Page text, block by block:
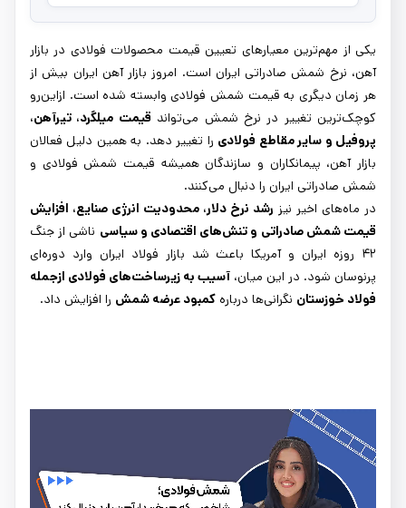
یکی از مهم‌ترین معیارهای تعیین قیمت محصولات فولادی در بازار
آهن، نرخ شمش صادراتی ایران است. امروز بازار آهن ایران بیش از
هر زمان دیگری به قیمت شمش فولادی وابسته شده است. ازاین‌رو
کوچک‌ترین تغییر در نرخ شمش می‌تواند قیمت میلگرد، تیرآهن،
پروفیل و سایر مقاطع فولادی را تغییر دهد. به همین دلیل فعالان
بازار آهن، پیمانکاران و سازندگان همیشه قیمت شمش فولادی و
شمش صادراتی ایران را دنبال می‌کنند.
در ماه‌های اخیر نیز رشد نرخ دلار، محدودیت انرژی صنایع، افزایش
قیمت شمش صادراتی و تنش‌های اقتصادی و سیاسی ناشی از جنگ
۴۲ روزه ایران و آمریکا باعث شد بازار فولاد ایران وارد دوره‌ای
پرنوسان شود. در این میان، آسیب به زیرساخت‌های فولادی ازجمله
فولاد خوزستان نگرانی‌ها درباره کمبود عرضه شمش را افزایش داد.